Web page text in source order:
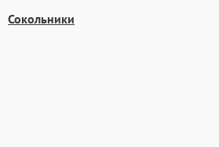
Сокольники